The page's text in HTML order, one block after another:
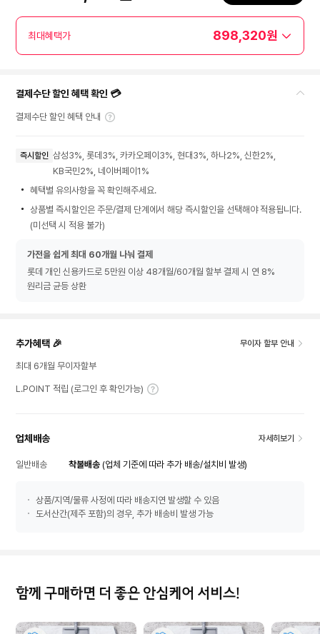
최대혜택가 898,320원
결제수단 할인 혜택 확인 💳
결제수단 할인 혜택 안내
즉시할인 삼성3%, 롯데3%, 카카오페이3%, 현대3%, 하나2%, 신한2%,
KB국민2%, 네이버페이1%
혜택별 유의사항을 꼭 확인해주세요.
상품별 즉시할인은 주문/결제 단계에서 해당 즉시할인을 선택해야 적용됩니다.
(미선택 시 적용 불가)
가전을 쉽게 최대 60개월 나눠 결제
롯데 개인 신용카드로 5만원 이상 48개월/60개월 할부 결제 시 연 8%
원리금 균등 상환
추가혜택 🎉 무이자 할부 안내
최대 6개월 무이자할부
L.POINT 적립 (로그인 후 확인가능)
업체배송 자세히보기
일반배송 착불배송 (업체 기준에 따라 추가 배송/설치비 발생)
상품/지역/물류 사정에 따라 배송지연 발생할 수 있음
도서산간(제주 포함)의 경우, 추가 배송비 발생 가능
함께 구매하면 더 좋은 안심케어 서비스!